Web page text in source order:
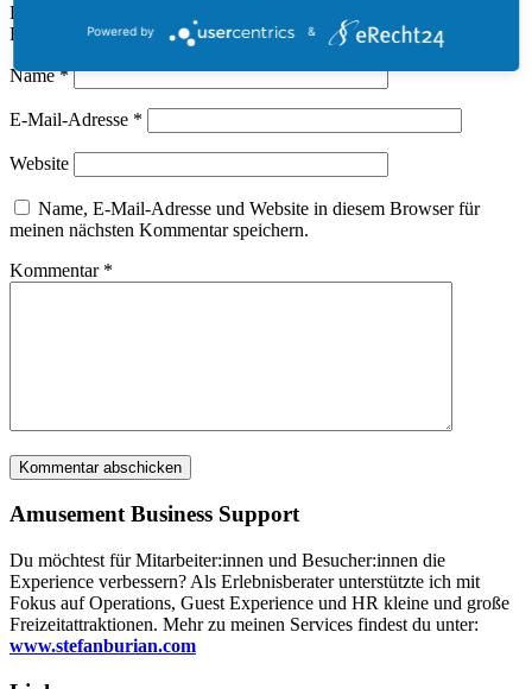
Deine E-Mail-Adresse wird nicht veröffentlicht.
Felder sind mit*markiert
Name*
E-Mail-Adresse *
Website
Name, E-Mail-Adresse und Website in diesem Browser für
meinen nächsten Kommentar speichern.
Kommentar *
Amusement Business Support
Du möchtest für Mitarbeiter:innen und Besucher:innen die
Experience verbessern? Als Erlebnisberater unterstützte ich mit
Fokus auf Operations, Guest Experience und HR kleine und große
Freizeitattraktionen. Mehr zu meinen Services findest du unter:
www.stefanburian.com
Powered by &